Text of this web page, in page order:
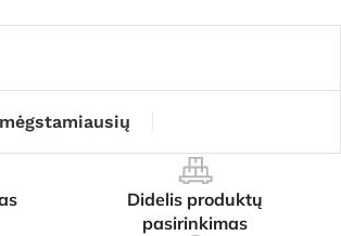
Didelis produktų
pasirinkimas